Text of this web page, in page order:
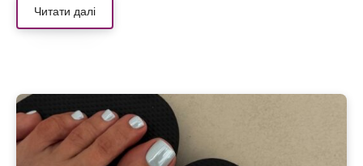
Читати далі